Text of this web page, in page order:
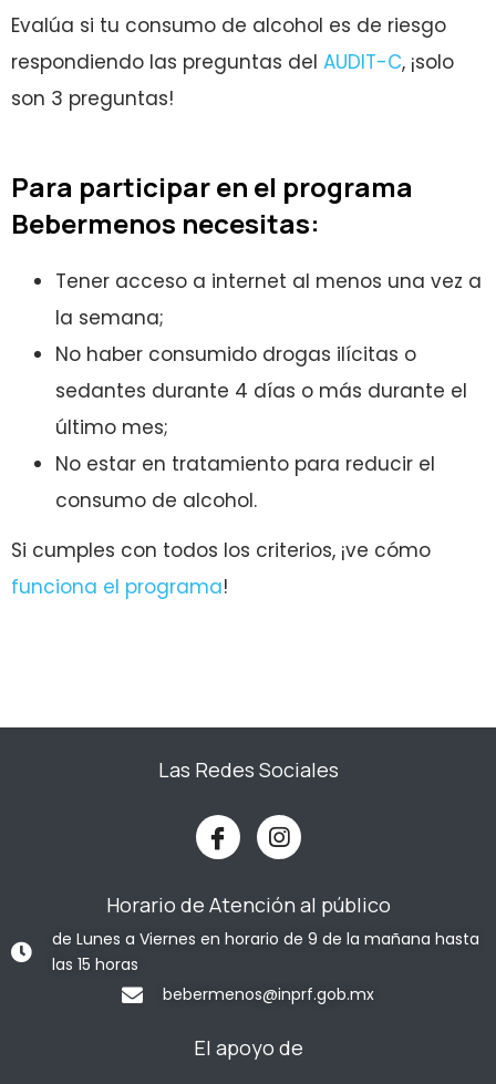
Evalúa si tu consumo de alcohol es de riesgo
respondiendo las preguntas del AUDIT-C, ¡solo
son 3 preguntas!
Para participar en el programa
Bebermenos necesitas:
Tener acceso a internet al menos una vez a
la semana;
No haber consumido drogas ilícitas o
sedantes durante 4 días o más durante el
último mes;
No estar en tratamiento para reducir el
consumo de alcohol.
Si cumples con todos los criterios, ¡ve cómo
funciona el programa!
Las Redes Sociales
Horario de Atención al público
de Lunes a Viernes en horario de 9 de la mañana hasta
las 15 horas
bebermenos@inprf.gob.mx
El apoyo de